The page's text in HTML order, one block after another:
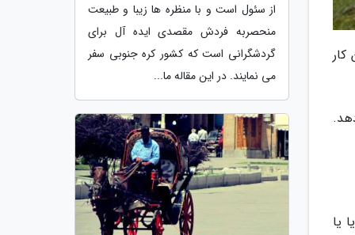
یا
از سئول است و با منظره ها زیبا و طبیعت
منحصربه فردش مقصدی ایده آل برای
گردشگرانی است که کشور کره جنوبی سفر
می نمایند. در این مقاله ما...